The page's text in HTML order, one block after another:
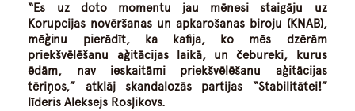
“Es uz doto momentu jau mēnesi staigāju uz
Korupcijas novēršanas un apkarošanas biroju (KNAB),
mēģinu pierādīt, ka kafija, ko mēs dzērām
priekšvēlēšanu aģitācijas laikā, un čebureki, kurus
ēdām, nav ieskaitāmi priekšvēlēšanu aģitācijas
tēriņos,” atklāj skandalozās partijas “Stabilitātei!”
līderis Aleksejs Rosļikovs.